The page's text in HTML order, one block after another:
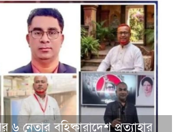
৬ নেতার বহিষ্কারাদেশ প্রত্যাহার